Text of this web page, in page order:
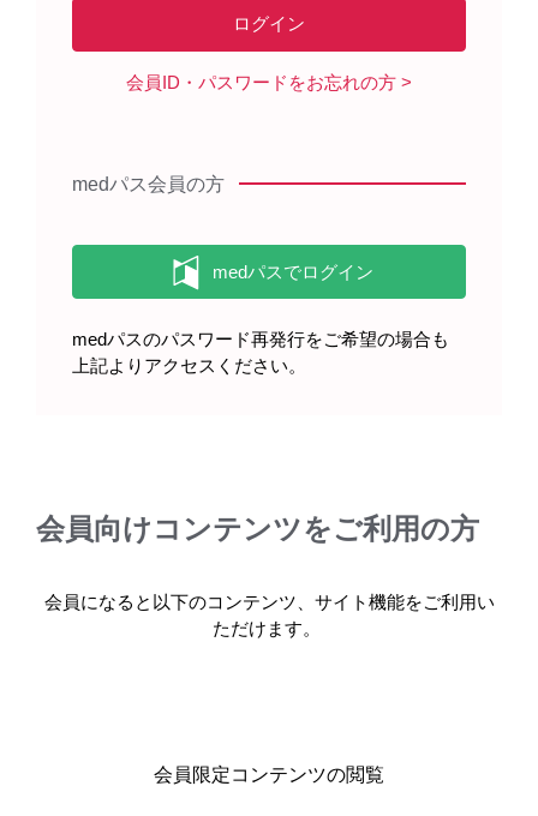
エベレンゾ錠を服用される患者さ
んへ（2023年12月）
製品情報
基本情報・安全性情報
会員ID・パスワードをお忘れの方
medパス会員の方
medパスのパスワード再発行をご希望の場合も
上記よりアクセスください。
会員向けコンテンツをご利用の方
会員になると以下のコンテンツ、サイト機能をご利用い
ただけます。
会員限定コンテンツの閲覧